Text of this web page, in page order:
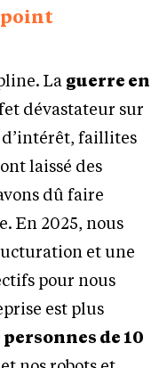
point
La guerre en
dévastateur sur
d’intérêt, faillites
laissé des
dû faire
En 2025, nous
et une
pour nous
est plus
personnes de 10